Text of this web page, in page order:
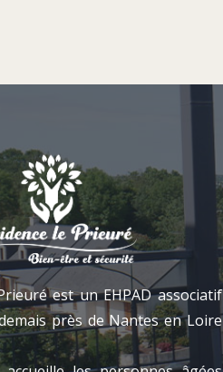
est un EHPAD associatif
près de Nantes en Loire